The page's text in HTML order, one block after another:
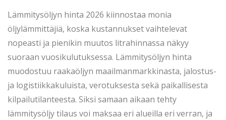
Lämmitysöljyn hinta 2026 kiinnostaa monia
öljylämmittäjiä, koska kustannukset vaihtelevat
nopeasti ja pienikin muutos litrahinnassa näkyy
suoraan vuosikulutuksessa. Lämmitysöljyn hinta
muodostuu raakaöljyn maailmanmarkkinasta, jalostus-
ja logistiikkakuluista, verotuksesta sekä paikallisesta
kilpailutilanteesta. Siksi samaan aikaan tehty
lämmitysöljy tilaus voi maksaa eri alueilla eri verran, ja